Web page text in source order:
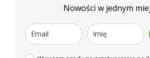
Nowości w jednym